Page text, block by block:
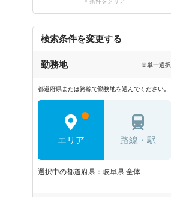
検索条件を変更する
勤務地 ※単一選択
都道府県または路線で勤務地を選んでください。
エリア 路線・駅
選択中の都道府県：岐阜県 全体